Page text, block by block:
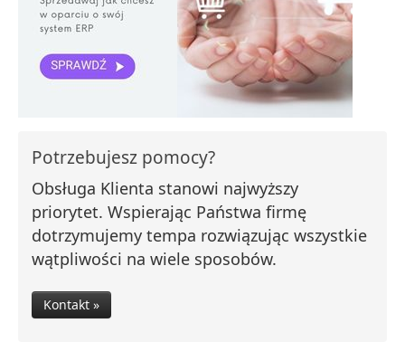
Potrzebujesz pomocy?
Obsługa Klienta stanowi najwyższy
priorytet. Wspierając Państwa firmę
dotrzymujemy tempa rozwiązując wszystkie
wątpliwości na wiele sposobów.
Kontakt »